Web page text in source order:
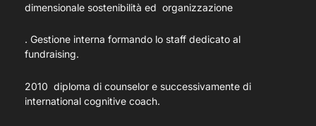
dimensionale sostenibilità ed organizzazione
. Gestione interna formando lo staff dedicato al
fundraising.
2010 diploma di counselor e successivamente di
international cognitive coach.